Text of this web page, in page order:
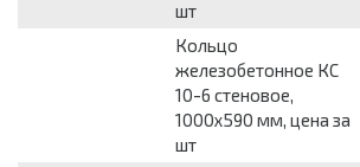
шт
Кольцо
железобетонное КС
10-6 стеновое,
1000х590 мм, цена за
шт